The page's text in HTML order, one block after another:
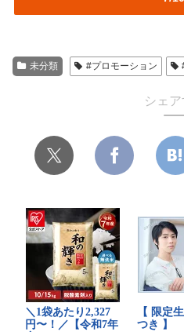
未分類 #プロモーション
シェア